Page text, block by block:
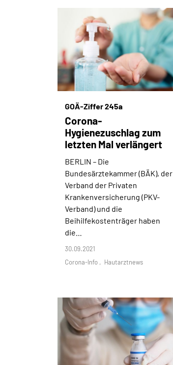
GOÄ-Ziffer 245a
Corona-
Hygienezuschlag zum
letzten Mal verlängert
BERLIN – Die
Bundesärztekammer (BÄK), der
Verband der Privaten
Krankenversicherung (PKV-
Verband) und die
Beihilfekostenträger haben
die…
30.09.2021
Corona-Info
Hautarztnews